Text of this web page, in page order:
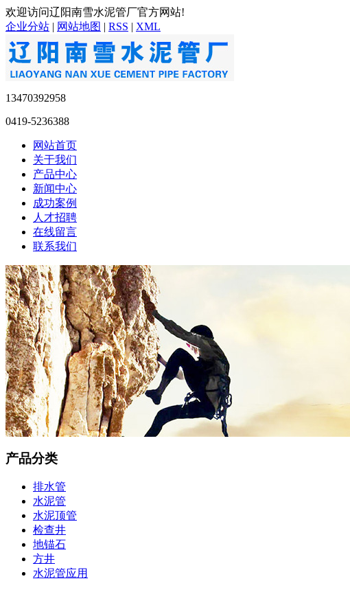
欢迎访问辽阳南雪水泥管厂官方网站!
企业分站 | 网站地图 | RSS | XML
13470392958
0419-5236388
网站首页
关于我们
产品中心
新闻中心
成功案例
人才招聘
在线留言
联系我们
产品分类
排水管
水泥管
水泥顶管
检查井
地锚石
方井
水泥管应用